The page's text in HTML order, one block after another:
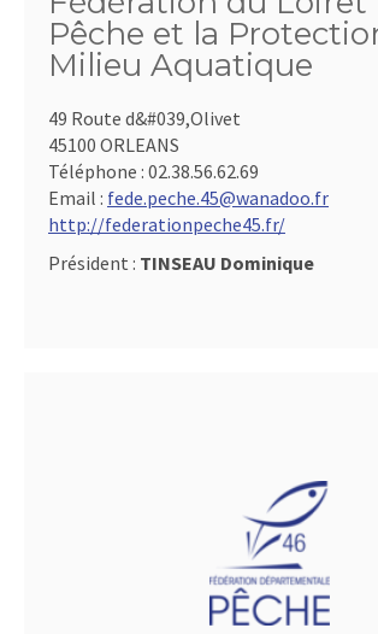
Pêche et la
Milieu Aquatique
49 Route d&#039,Olivet
45100 ORLEANS
Téléphone : 02.38.56.62.69
Email : fede.peche.45@wanadoo.fr
http://federationpeche45.fr/
Président : TINSEAU Dominique